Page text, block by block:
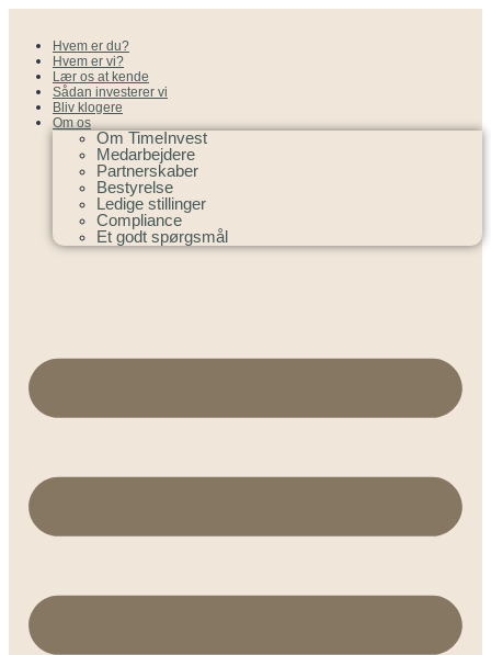
Hvem er du?
Hvem er vi?
Lær os at kende
Sådan investerer vi
Bliv klogere
Om os
Om TimeInvest
Medarbejdere
Partnerskaber
Bestyrelse
Ledige stillinger
Compliance
Et godt spørgsmål